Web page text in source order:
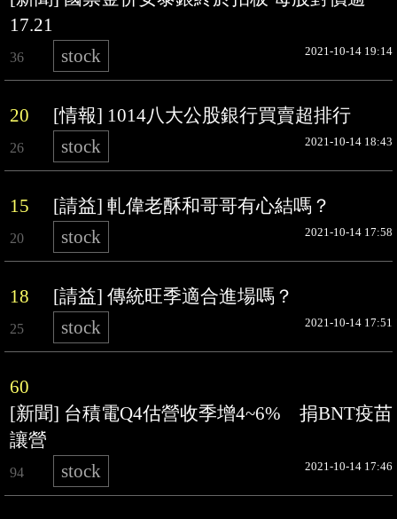
17.21
36 stock 2021-10-14 19:14
20 [情報] 1014八大公股銀行買賣超排行
26 stock 2021-10-14 18:43
15 [請益] 軋偉老酥和哥哥有心結嗎？
20 stock 2021-10-14 17:58
18 [請益] 傳統旺季適合進場嗎？
25 stock 2021-10-14 17:51
60
[新聞] 台積電Q4估營收季增4~6% 捐BNT疫苗
讓營
94 stock 2021-10-14 17:46